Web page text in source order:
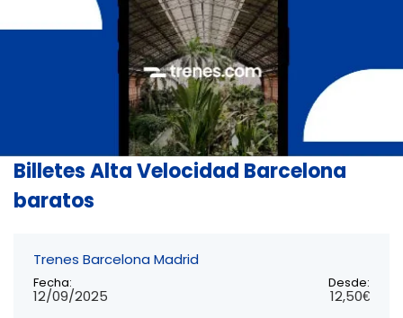
Billetes Alta Velocidad Barcelona
baratos
Trenes Barcelona Madrid
Fecha:
12/09/2025
Desde:
12,50€